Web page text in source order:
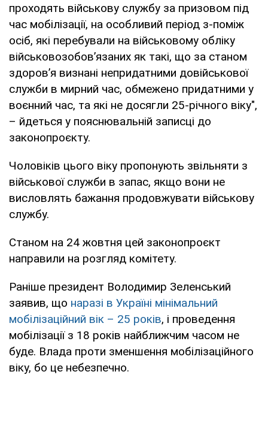
проходять військову службу за призовом під
час мобілізації, на особливий період з-поміж
осіб, які перебували на військовому обліку
військовозобов’язаних як такі, що за станом
здоров’я визнані непридатними довійськової
служби в мирний час, обмежено придатними у
воєнний час, та які не досягли 25-річного віку",
– йдеться у пояснювальній записці до
законопроєкту.
Чоловіків цього віку пропонують звільняти з
військової служби в запас, якщо вони не
висловлять бажання продовжувати військову
службу.
Станом на 24 жовтня цей законопроєкт
направили на розгляд комітету.
Раніше президент Володимир Зеленський
заявив, що наразі в Україні мінімальний
мобілізаційний вік – 25 років, і проведення
мобілізації з 18 років найближчим часом не
буде. Влада проти зменшення мобілізаційного
віку, бо це небезпечно.